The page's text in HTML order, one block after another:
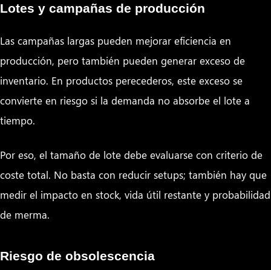
Lotes y campañas de producción
Las campañas largas pueden mejorar eficiencia en
producción, pero también pueden generar exceso de
inventario. En productos perecederos, este exceso se
convierte en riesgo si la demanda no absorbe el lote a
tiempo.
Por eso, el tamaño de lote debe evaluarse con criterio de
coste total. No basta con reducir setups; también hay que
medir el impacto en stock, vida útil restante y probabilidad
de merma.
Riesgo de obsolescencia